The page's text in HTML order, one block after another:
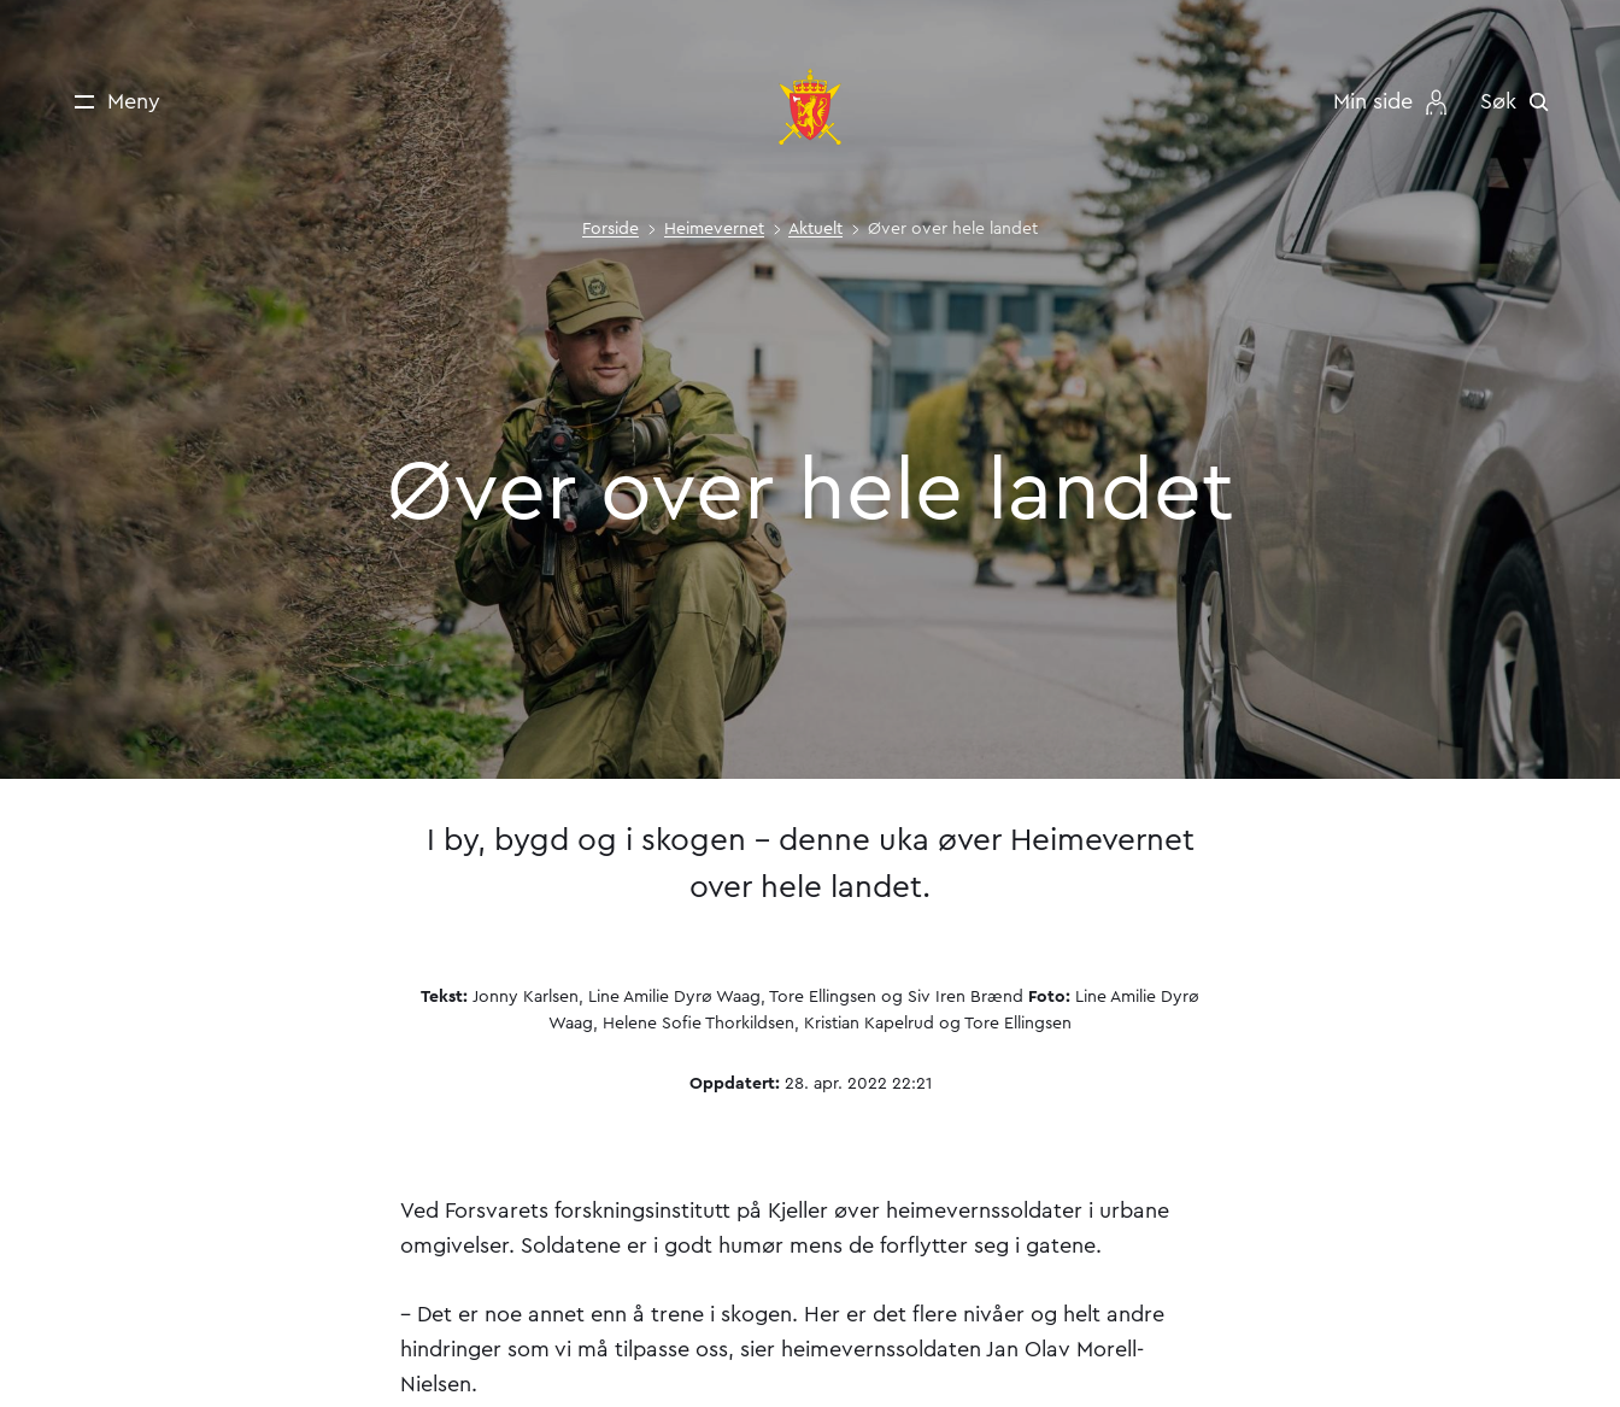
Meny Min side Søk
Forside Heimevernet Aktuelt Øver over hele landet
Øver over hele landet
Øver over hele landet
I by, bygd og i skogen – denne uka øver Heimevernet
over hele landet.
Tekst: Jonny Karlsen, Line Amilie Dyrø Waag, Tore Ellingsen og Siv Iren Brænd Foto: Line Amilie Dyrø
Waag, Helene Sofie Thorkildsen, Kristian Kapelrud og Tore Ellingsen
Oppdatert:28. apr. 2022 22:21
Ved Forsvarets forskningsinstitutt på Kjeller øver heimevernssoldater i urbane
omgivelser. Soldatene er i godt humør mens de forflytter seg i gatene.
– Det er noe annet enn å trene i skogen. Her er det flere nivåer og helt andre
hindringer som vi må tilpasse oss, sier heimevernssoldaten Jan Olav Morell-
Nielsen.